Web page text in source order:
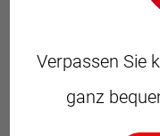
beraten Sie gern,
eine Rolle. So
Vitamine enthält,
Verpassen Sie
ganz